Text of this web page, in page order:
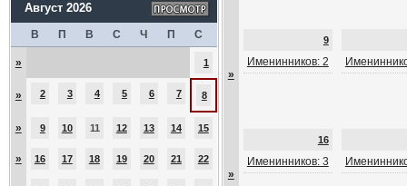
Август 2026
В П В С Ч П С
» 1
» 2 3 4 5 6 7 8
» 9 10 11 12 13 14 15
» 16 17 18 19 20 21 22
»
9
Именинников: 2
»
16
Именинников: 3